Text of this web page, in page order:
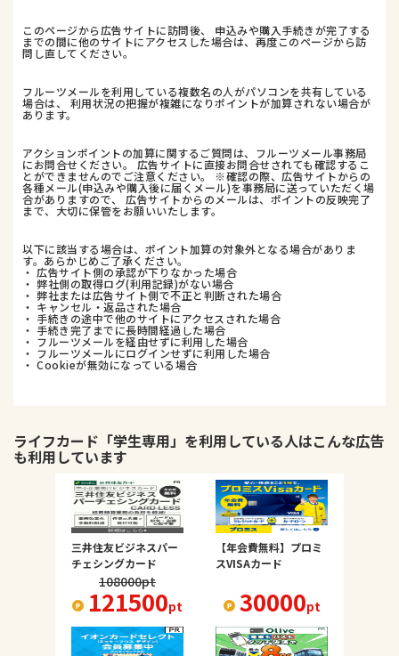
このページから広告サイトに訪問後、 申込みや購入手続きが完了する
までの間に他のサイトにアクセスした場合は、再度このページから訪
問し直してください。
フルーツメールを利用している複数名の人がパソコンを共有している
場合は、 利用状況の把握が複雑になりポイントが加算されない場合が
あります。
アクションポイントの加算に関するご質問は、フルーツメール事務局
にお問合せください。 広告サイトに直接お問合せされても確認するこ
とができませんのでご注意ください。 ※確認の際、広告サイトからの
各種メール(申込みや購入後に届くメール)を事務局に送っていただく場
合がありますので、 広告サイトからのメールは、ポイントの反映完了
まで、大切に保管をお願いいたします。
以下に該当する場合は、ポイント加算の対象外となる場合がありま
す。あらかじめご了承ください。
・ 広告サイト側の承認が下りなかった場合
・ 弊社側の取得ログ(利用記録)がない場合
・ 弊社または広告サイト側で不正と判断された場合
・ キャンセル・返品された場合
・ 手続きの途中で他のサイトにアクセスされた場合
・ 手続き完了までに長時間経過した場合
・ フルーツメールを経由せずに利用した場合
・ フルーツメールにログインせずに利用した場合
・ Cookieが無効になっている場合
ライフカード「学生専用」 を利用している人はこんな広告
も利用しています
三井住友ビジネスパー
チェシングカード
108000pt
121500pt
【年会費無料】プロミ
スVISAカード
30000pt